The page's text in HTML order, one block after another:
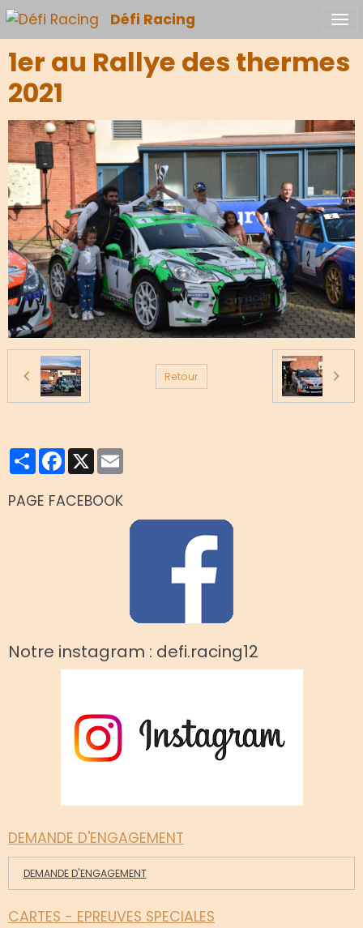
Défi Racing
1er au Rallye des thermes
2021
Retour
PartagerFacebook
X
PAGE FACEBOOK
Notre instagram : defi.racing12
DEMANDE D'ENGAGEMENT
DEMANDE D'ENGAGEMENT
CARTES - EPREUVES SPECIALES